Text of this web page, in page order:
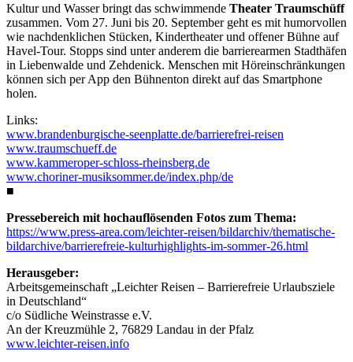
Kultur und Wasser bringt das schwimmende Theater Traumschüff
zusammen. Vom 27. Juni bis 20. September geht es mit humorvollen
wie nachdenklichen Stücken, Kindertheater und offener Bühne auf
Havel-Tour. Stopps sind unter anderem die barrierearmen Stadthäfen
in Liebenwalde und Zehdenick. Menschen mit Höreinschränkungen
können sich per App den Bühnenton direkt auf das Smartphone
holen.
Links:
www.brandenburgische-seenplatte.de/barrierefrei-reisen
www.traumschueff.de
www.kammeroper-schloss-rheinsberg.de
www.choriner-musiksommer.de/index.php/de
■
Pressebereich mit hochauflösenden Fotos zum Thema:
https://www.press-area.com/leichter-reisen/bildarchiv/thematische-
bildarchive/barrierefreie-kulturhighlights-im-sommer-26.html
Herausgeber:
Arbeitsgemeinschaft „Leichter Reisen – Barrierefreie Urlaubsziele
in Deutschland“
c/o Südliche Weinstrasse e.V.
An der Kreuzmühle 2, 76829 Landau in der Pfalz
www.leichter-reisen.info